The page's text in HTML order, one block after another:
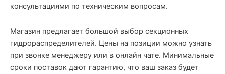
консультациями по техническим вопросам.
Магазин предлагает большой выбор секционных
гидрораспределителей. Цены на позиции можно узнать
при звонке менеджеру или в онлайн чате. Минимальные
сроки поставок дают гарантию, что ваш заказ будет